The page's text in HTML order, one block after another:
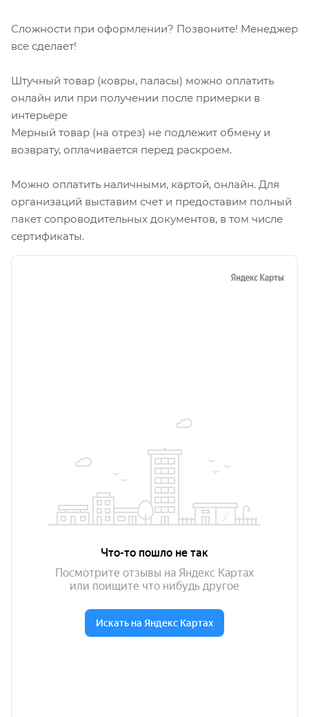
Сложности при оформлении? Позвоните! Менеджер
все сделает!
Штучный товар (ковры, паласы) можно оплатить
онлайн или при получении после примерки в
интерьере
Мерный товар (на отрез) не подлежит обмену и
возврату, оплачивается перед раскроем.
Можно оплатить наличными, картой, онлайн. Для
организаций выставим счет и предоставим полный
пакет сопроводительных документов, в том числе
сертификаты.